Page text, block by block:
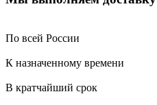
По всей России
К назначенному времени
В кратчайший срок